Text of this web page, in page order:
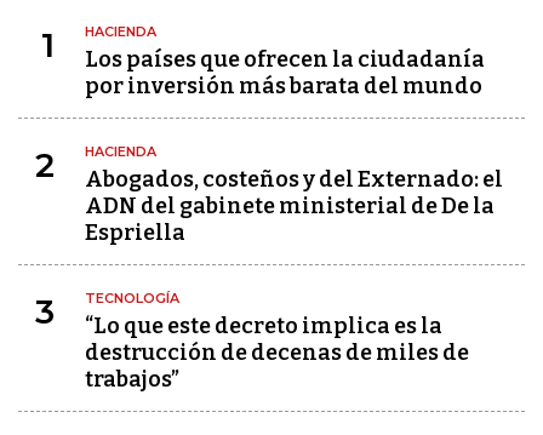
1 HACIENDA
Los países que ofrecen la ciudadanía
por inversión más barata del mundo
2 HACIENDA
Abogados, costeños y del Externado: el
ADN del gabinete ministerial de De la
Espriella
3 TECNOLOGÍA
“Lo que este decreto implica es la
destrucción de decenas de miles de
trabajos”